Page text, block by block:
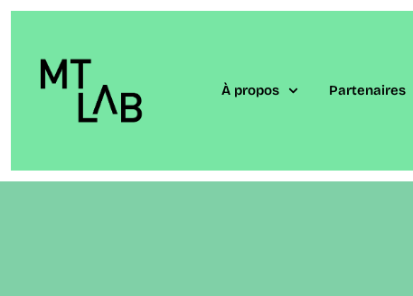
À propos Partenaires